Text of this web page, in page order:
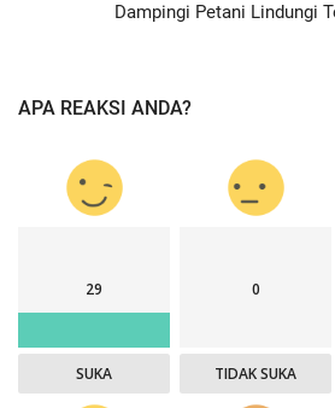
Dampingi Petani Lindungi
APA REAKSI ANDA?
29
SUKA
0
TIDAK SUKA